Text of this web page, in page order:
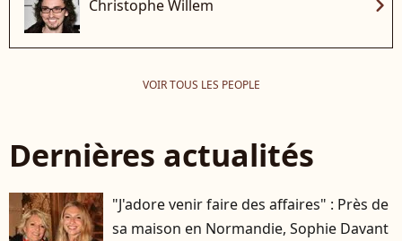
Christophe Willem chevron_right
VOIR TOUS LES PEOPLE
Dernières actualités
"J'adore venir faire des affaires" : Près de
sa maison en Normandie, Sophie Davant